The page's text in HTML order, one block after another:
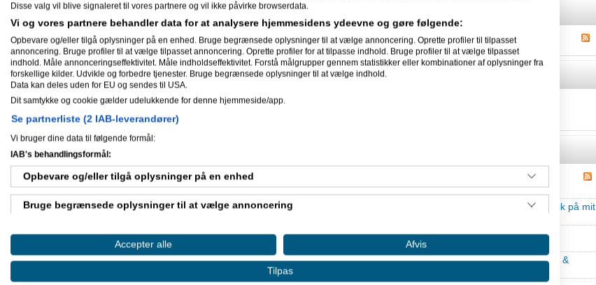
Nyheder
Gæstebog
Ingen har endnu skrevet i OliverCarstensen's Gæstebog
07-10-2020
OliverCarstensensvarede på
Giv mig feedback på mit
05-10-2020
OliverCarstensensvarede påEkstern hjælp til e-mailmarkedsføringiE-mail marketing tips &
Disse valg vil blive signaleret til vores partnere og vil ikke påvirke browserdata.
Vi og vores partnere behandler data for at analysere hjemmesidens ydeevne og gøre følgende:
Opbevare og/eller tilgå oplysninger på en enhed. Bruge begrænsede oplysninger til at vælge annoncering. Oprette profiler til tilpasset
annoncering. Bruge profiler til at vælge tilpasset annoncering. Oprette profiler for at tilpasse indhold. Bruge profiler til at vælge tilpasset
indhold. Måle annonceringseffektivitet. Måle indholdseffektivitet. Forstå målgrupper gennem statistikker eller kombinationer af oplysninger fra
forskellige kilder. Udvikle og forbedre tjenester. Bruge begrænsede oplysninger til at vælge indhold.
Data kan deles uden for EU og sendes til USA.
Dit samtykke og cookie gælder udelukkende for denne hjemmeside/app.
Se partnerliste (2 IAB-leverandører)
Vi bruger dine data til følgende formål:
IAB's behandlingsformål:
Opbevare og/eller tilgå oplysninger på en enhed
Bruge begrænsede oplysninger til at vælge annoncering
Oprette profiler til tilpasset annoncering
Bruge profiler til at vælge tilpasset annoncering
Accepter alle Afvis
Tilpas